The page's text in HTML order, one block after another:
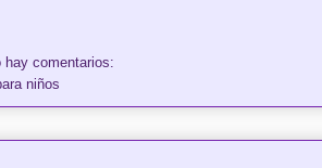
hay comentarios:
niños